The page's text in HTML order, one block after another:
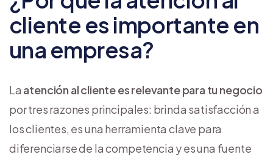
cliente es importante en
una empresa?
La atención al cliente es relevante para tu negocio
por tres razones principales: brinda satisfacción a
los clientes, es una herramienta clave para
diferenciarse de la competencia y es una fuente